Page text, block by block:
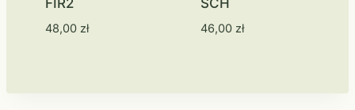
FIR2
48,00 zł
SCH
46,00 zł